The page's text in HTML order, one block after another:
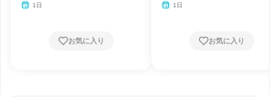
1日
お気に入り
1日
お気に入り